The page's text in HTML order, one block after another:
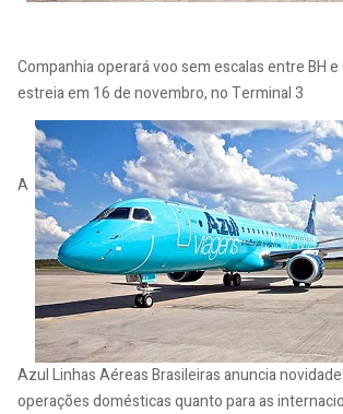
Companhia operará voo sem escalas entre BH
estreia em 16 de novembro, no Terminal 3
A
Azul Linhas Aéreas Brasileiras anuncia
operações domésticas quanto para as